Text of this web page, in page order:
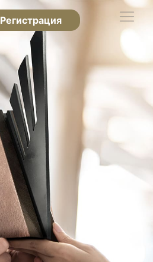
Регистрация